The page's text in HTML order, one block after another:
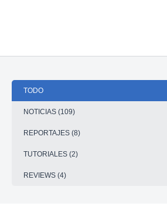
TODO
NOTICIAS (109)
REPORTAJES (8)
TUTORIALES (2)
REVIEWS (4)